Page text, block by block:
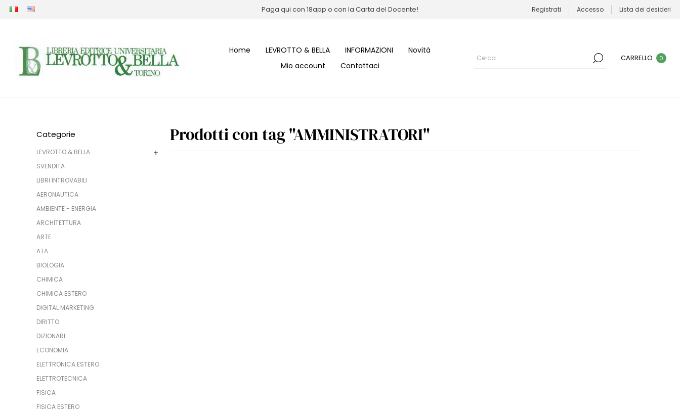
Paga qui con 18app o con la Carta del Docente! Registrati Accesso Lista dei desideri
Home LEVROTTO & BELLA INFORMAZIONI
Novità
Mio account
Contattaci
CARRELLO 0
Categorie
LEVROTTO & BELLA
SVENDITA
LIBRI INTROVABILI
AERONAUTICA
AMBIENTE - ENERGIA
ARCHITETTURA
ARTE
ATA
BIOLOGIA
CHIMICA
CHIMICA ESTERO
DIGITAL MARKETING
DIRITTO
DIZIONARI
ECONOMIA
ELETTRONICA ESTERO
ELETTROTECNICA
FISICA
FISICA ESTERO
Prodotti con tag "AMMINISTRATORI"